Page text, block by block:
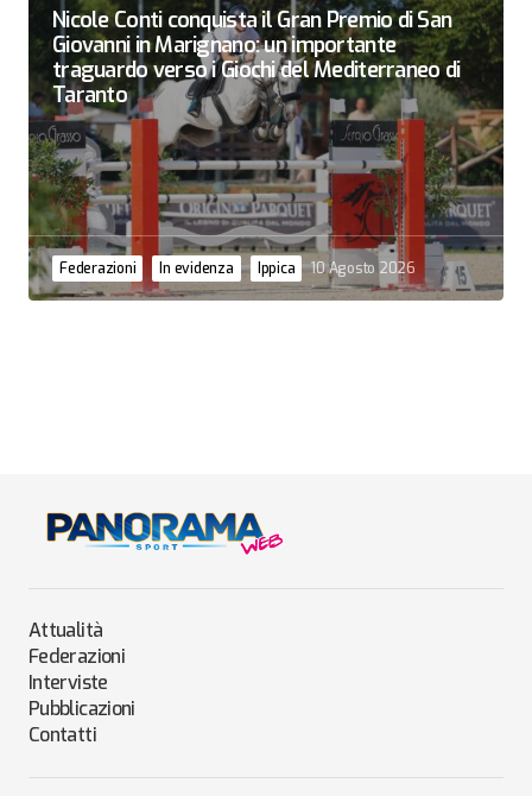
Nicole Conti conquista il Gran Premio di San
Giovanni in Marignano: un importante
traguardo verso i Giochi del Mediterraneo di
Taranto
Federazioni In evidenza Ippica 10 Agosto 2026
Attualità
Federazioni
Interviste
Pubblicazioni
Contatti